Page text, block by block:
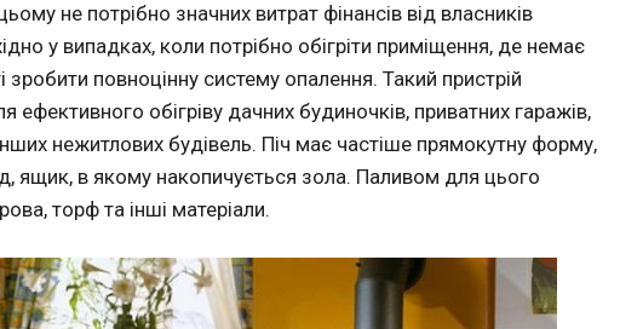
не потрібно значних витрат фінансів від власників
у випадках, коли потрібно обігріти приміщення, де немає
зробити повноцінну систему опалення. Такий пристрій
ефективного обігріву дачних будиночків, приватних гаражів,
нежитлових будівель. Піч має частіше прямокутну форму,
ящик, в якому накопичується зола. Паливом для цього
торф та інші матеріали.